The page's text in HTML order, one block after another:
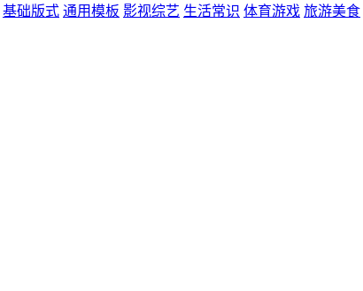
基础版式 通用模板 影视综艺 生活常识 体育游戏 旅游美食